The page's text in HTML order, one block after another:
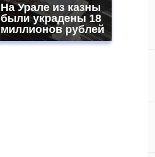
На Урале из казны
были украдены 18
миллионов рублей